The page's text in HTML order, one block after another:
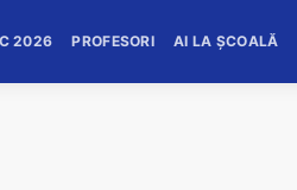
2026 PROFESORI AI LA ȘCOALĂ